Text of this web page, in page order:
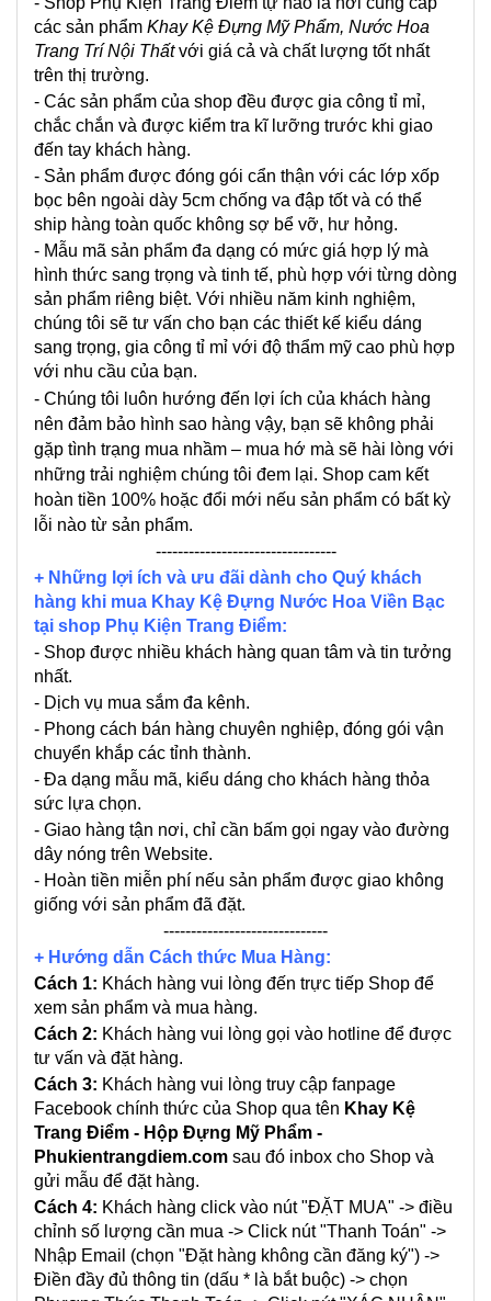
các sản phẩm Khay Kệ Đựng Mỹ Phẩm, Nước Hoa
Trang Trí Nội Thấtvới giá cả và chất lượng tốt nhất
trên thị trường.
- Các sản phẩm của shop đều được gia công tỉ mỉ,
chắc chắn và được kiểm tra kĩ lưỡng trước khi giao
đến tay khách hàng.
- Sản phẩm được đóng gói cẩn thận với các lớp xốp
bọc bên ngoài dày 5cm chống va đập tốt và có thể
ship hàng toàn quốc không sợ bể vỡ, hư hỏng.
- Mẫu mã sản phẩm đa dạng có mức giá hợp lý mà
hình thức sang trọng và tinh tế, phù hợp với từng dòng
sản phẩm riêng biệt. Với nhiều năm kinh nghiệm,
chúng tôi sẽ tư vấn cho bạn các thiết kế kiểu dáng
sang trọng, gia công tỉ mỉ với độ thẩm mỹ cao phù hợp
với nhu cầu của bạn.
- Chúng tôi luôn hướng đến lợi ích của khách hàng
nên đảm bảo hình sao hàng vậy, bạn sẽ không phải
gặp tình trạng mua nhầm – mua hớ mà sẽ hài lòng với
những trải nghiệm chúng tôi đem lại. Shop cam kết
hoàn tiền 100% hoặc đổi mới nếu sản phẩm có bất kỳ
lỗi nào từ sản phẩm.
---------------------------------
+ Những lợi ích và ưu đãi dành cho Quý khách
hàng khi mua Khay Kệ Đựng Nước Hoa Viền Bạc
tại shop Phụ Kiện Trang Điểm:
- Shop được nhiều khách hàng quan tâm và tin tưởng
nhất.
- Dịch vụ mua sắm đa kênh.
- Phong cách bán hàng chuyên nghiệp, đóng gói vận
chuyển khắp các tỉnh thành.
- Đa dạng mẫu mã, kiểu dáng cho khách hàng thỏa
sức lựa chọn.
- Giao hàng tận nơi, chỉ cần bấm gọi ngay vào đường
dây nóng trên Website.
- Hoàn tiền miễn phí nếu sản phẩm được giao không
giống với sản phẩm đã đặt.
------------------------------
+ Hướng dẫn Cách thức Mua Hàng:
Cách 1: Khách hàng vui lòng đến trực tiếp Shop để
xem sản phẩm và mua hàng.
Cách 2: Khách hàng vui lòng gọi vào hotline để được
tư vấn và đặt hàng.
Cách 3: Khách hàng vui lòng truy cập fanpage
Facebook chính thức của Shop qua tên Khay Kệ
Trang Điểm - Hộp Đựng Mỹ Phẩm -
Phukientrangdiem.com sau đó inbox cho Shop và
gửi mẫu để đặt hàng.
Cách 4: Khách hàng click vào nút "ĐẶT MUA" -> điều
chỉnh số lượng cần mua -> Click nút "Thanh Toán" ->
Nhập Email (chọn "Đặt hàng không cần đăng ký") ->
Điền đầy đủ thông tin (dấu * là bắt buộc) -> chọn